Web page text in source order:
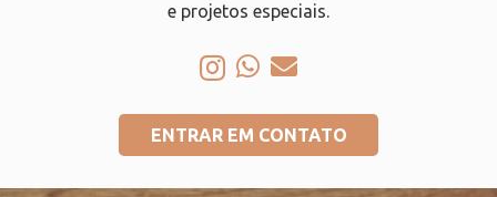
e projetos especiais.
ENTRAR EM CONTATO